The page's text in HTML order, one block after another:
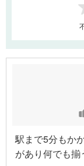
駅まで5分もか
があり何でも揃